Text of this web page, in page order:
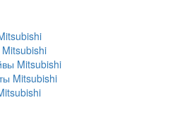
Mitsubishi
Mitsubishi